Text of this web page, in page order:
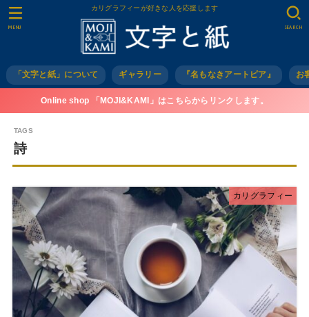
カリグラフィーが好きな人を応援します
「文字と紙」について ギャラリー 『名もなきアートピア』 お
SEARCH
MENU
Online shop 「MOJI&KAMI」はこちらからリンクします。
詩
カリグラフィー